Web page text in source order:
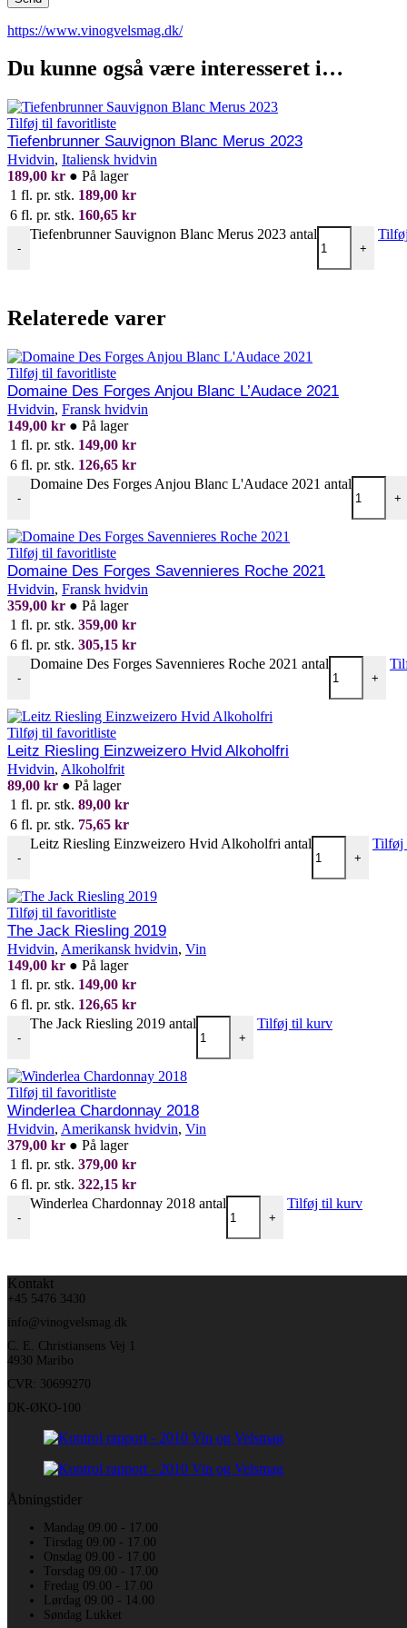
https://www.vinogvelsmag.dk/
Du kunne også være interesseret i…
Tilføj til favoritliste
Tiefenbrunner Sauvignon Blanc Merus 2023
Hvidvin, Italiensk hvidvin
189,00 kr ● På lager
1 fl. pr. stk. 189,00 kr
6 fl. pr. stk. 160,65 kr
-
Tiefenbrunner Sauvignon Blanc Merus 2023 antal
+
Relaterede varer
Tilføj til favoritliste
Domaine Des Forges Anjou Blanc L’Audace 2021
Hvidvin, Fransk hvidvin
149,00 kr ● På lager
1 fl. pr. stk. 149,00 kr
6 fl. pr. stk. 126,65 kr
-
Domaine Des Forges Anjou Blanc L'Audace 2021 antal
+
Tilføj til favoritliste
Domaine Des Forges Savennieres Roche 2021
Hvidvin, Fransk hvidvin
359,00 kr ● På lager
1 fl. pr. stk. 359,00 kr
6 fl. pr. stk. 305,15 kr
-
Domaine Des Forges Savennieres Roche 2021 antal
+
Tilføj til favoritliste
Leitz Riesling Einzweizero Hvid Alkoholfri
Hvidvin, Alkoholfrit
89,00 kr ● På lager
1 fl. pr. stk. 89,00 kr
6 fl. pr. stk. 75,65 kr
-
Leitz Riesling Einzweizero Hvid Alkoholfri antal
+
Tilføj
Tilføj til favoritliste
The Jack Riesling 2019
Hvidvin, Amerikansk hvidvin, Vin
149,00 kr ● På lager
1 fl. pr. stk. 149,00 kr
6 fl. pr. stk. 126,65 kr
-
The Jack Riesling 2019 antal
+
Tilføj til kurv
Tilføj til favoritliste
Winderlea Chardonnay 2018
Hvidvin, Amerikansk hvidvin, Vin
379,00 kr ● På lager
1 fl. pr. stk. 379,00 kr
6 fl. pr. stk. 322,15 kr
-
Winderlea Chardonnay 2018 antal
+
Tilføj til kurv
Kontakt
+45 5476 3430
info@vinogvelsmag.dk
C. E. Christiansens Vej 1
4930 Maribo
CVR: 30699270
DK-ØKO-100
Åbningstider
Mandag 09.00 - 17.00
Tirsdag 09.00 - 17.00
Onsdag 09.00 - 17.00
Torsdag 09.00 - 17.00
Fredag 09.00 - 17.00
Lørdag 09.00 - 14.00
Søndag Lukket